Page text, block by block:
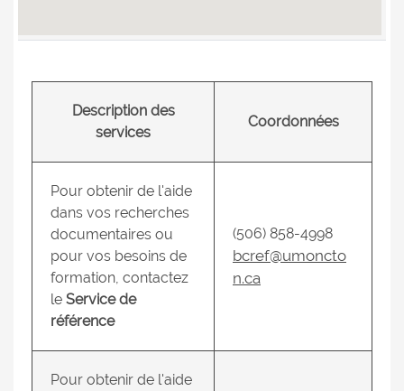
Description des
services
Coordonnées
Pour obtenir de l'aide
dans vos recherches
documentaires ou
pour vos besoins de
formation, contactez
le Service de
référence
(506) 858-4998
bcref@umoncto
n.ca
Pour obtenir de l'aide